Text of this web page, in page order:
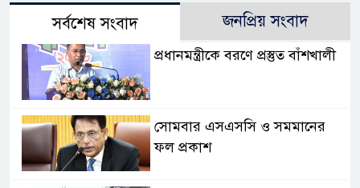
সর্বশেষ সংবাদ জনপ্রিয় সংবাদ
প্রধানমন্ত্রীকে বরণে প্রস্তুত বাঁশখালী
সোমবার এসএসসি ও সমমানের
ফল প্রকাশ